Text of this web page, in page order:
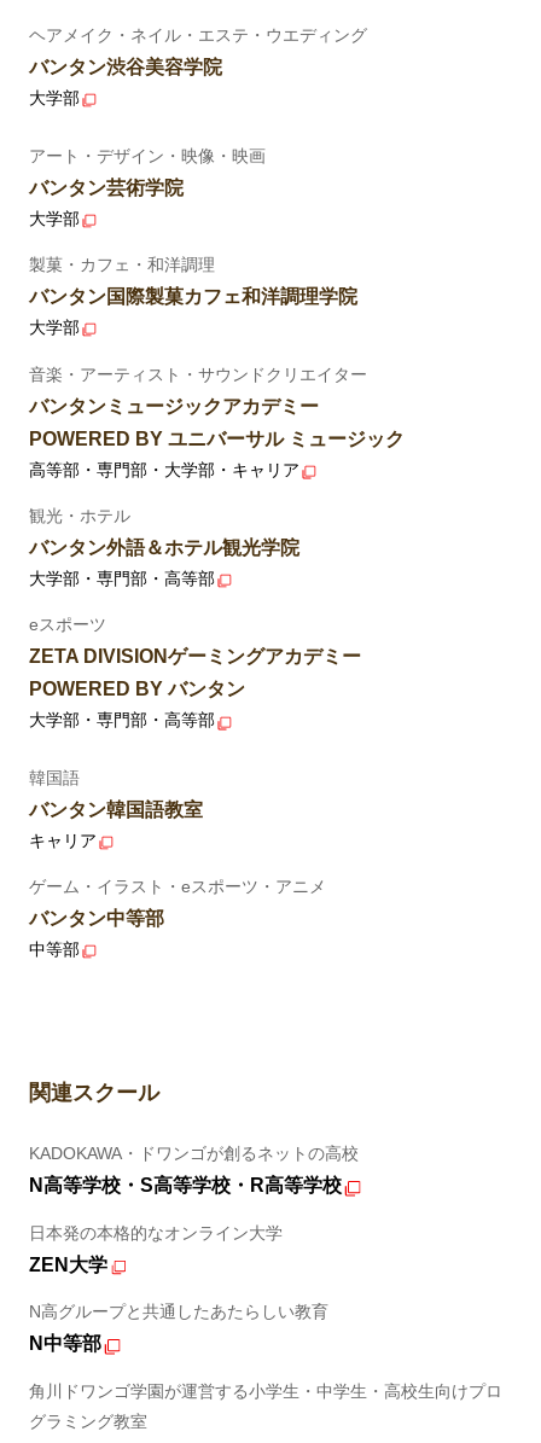
ヘアメイク・ネイル・エステ・ウエディング
バンタン渋谷美容学院
大学部
アート・デザイン・映像・映画
バンタン芸術学院
大学部
製菓・カフェ・和洋調理
バンタン国際製菓カフェ和洋調理学院
大学部
音楽・アーティスト・サウンドクリエイター
バンタンミュージックアカデミー
POWERED BY ユニバーサル ミュージック
高等部・専門部・大学部・キャリア
観光・ホテル
バンタン外語＆ホテル観光学院
大学部・専門部・高等部
eスポーツ
ZETA DIVISIONゲーミングアカデミー
POWERED BY バンタン
大学部・専門部・高等部
韓国語
バンタン韓国語教室
キャリア
ゲーム・イラスト・eスポーツ・アニメ
バンタン中等部
中等部
関連スクール
KADOKAWA・ドワンゴが創るネットの高校
N高等学校・S高等学校・R高等学校
日本発の本格的なオンライン大学
ZEN大学
N高グループと共通したあたらしい教育
N中等部
角川ドワンゴ学園が運営する小学生・中学生・高校生向けプロ
グラミング教室